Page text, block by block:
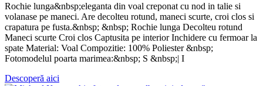
Rochie lunga&nbsp;eleganta din voal creponat cu nod in talie si
volanase pe maneci. Are decolteu rotund, maneci scurte, croi clos si
crapatura pe fusta.&nbsp; &nbsp; Rochie lunga Decolteu rotund
Maneci scurte Croi clos Captusita pe interior Inchidere cu fermoar la
spate Material: Voal Compozitie: 100% Poliester &nbsp;
Fotomodelul poarta marimea:&nbsp; S &nbsp;| I
Descoperă aici